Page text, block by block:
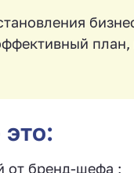
от бренд-шефа ‍;